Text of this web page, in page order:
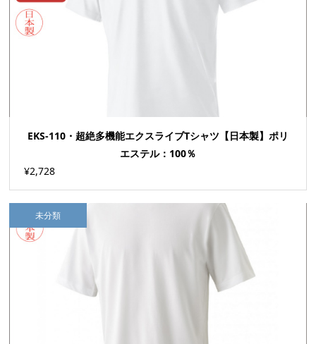
EKS-110・超絶多機能エクスライブTシャツ【日本製】ポリ
エステル：100％
¥2,728
未分類